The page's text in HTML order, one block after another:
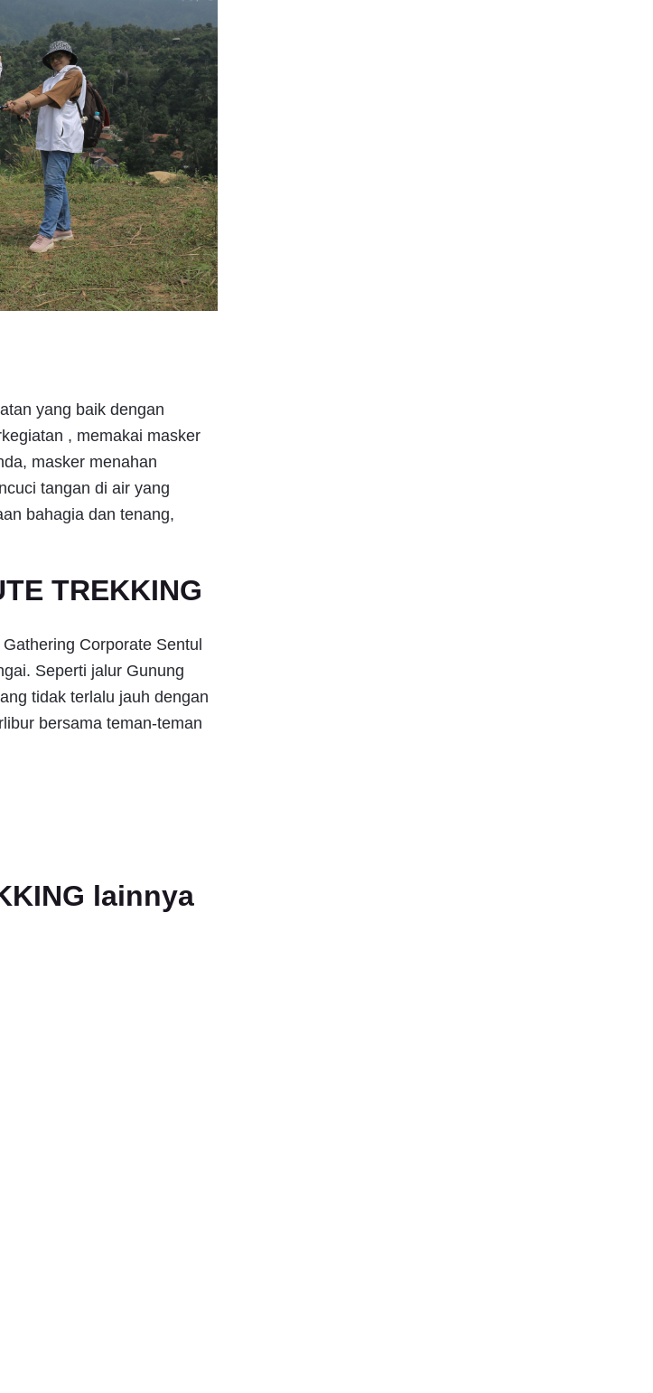
yang baik dengan
, memakai masker
masker menahan
tangan di air yang
bahagia dan tenang,
TREKKING
Corporate Sentul
Seperti jalur Gunung
tidak terlalu jauh dengan
bersama teman-teman
lainnya